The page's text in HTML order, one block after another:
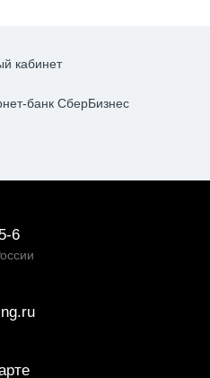
кабинет
банк СберБизнес
6